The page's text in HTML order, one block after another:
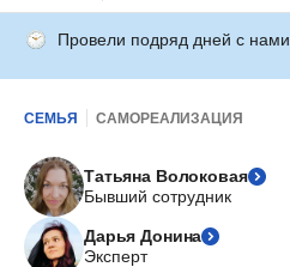
Провели подряд дней с нами
СЕМЬЯ САМОРЕАЛИЗАЦИЯ
Татьяна Волоковая
Бывший сотрудник
Дарья Донина
Эксперт